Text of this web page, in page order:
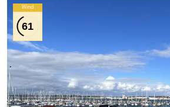
Wind
61